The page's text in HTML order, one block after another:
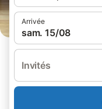
Arrivée
sam. 15/08
Invités